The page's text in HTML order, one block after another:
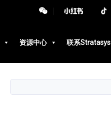
资源中心 联系Stratasys